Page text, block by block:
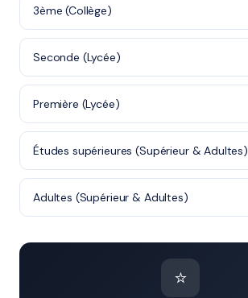
3ème (Collège)
Seconde (Lycée)
Première (Lycée)
Études supérieures (Supérieur & Adultes)
Adultes (Supérieur & Adultes)
⭐